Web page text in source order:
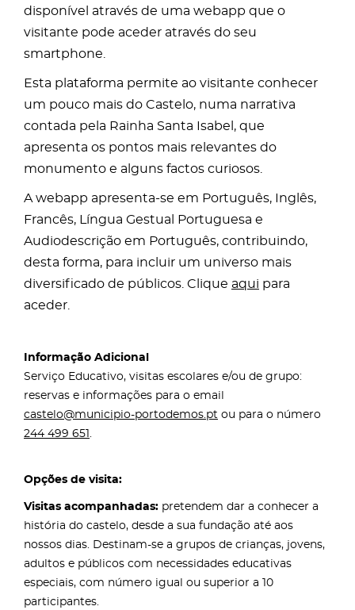
disponível através de uma webapp que o
visitante pode aceder através do seu
smartphone.
Esta plataforma permite ao visitante conhecer
um pouco mais do Castelo, numa narrativa
contada pela Rainha Santa Isabel, que
apresenta os pontos mais relevantes do
monumento e alguns factos curiosos.
A webapp apresenta-se em Português, Inglês,
Francês, Língua Gestual Portuguesa e
Audiodescrição em Português, contribuindo,
desta forma, para incluir um universo mais
diversificado de públicos. Clique aqui para
aceder.
Informação Adicional
Serviço Educativo, visitas escolares e/ou de grupo:
reservas e informações para o email
castelo@municipio-portodemos.pt ou para o número
244 499 651.
Opções de visita:
Visitas acompanhadas: pretendem dar a conhecer a
história do castelo, desde a sua fundação até aos
nossos dias. Destinam-se a grupos de crianças, jovens,
adultos e públicos com necessidades educativas
especiais, com número igual ou superior a 10
participantes.